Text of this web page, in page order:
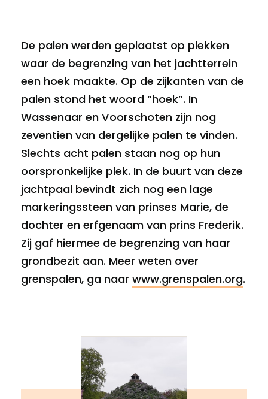
De palen werden geplaatst op plekken
waar de begrenzing van het jachtterrein
een hoek maakte. Op de zijkanten van de
palen stond het woord “hoek”. In
Wassenaar en Voorschoten zijn nog
zeventien van dergelijke palen te vinden.
Slechts acht palen staan nog op hun
oorspronkelijke plek. In de buurt van deze
jachtpaal bevindt zich nog een lage
markeringssteen van prinses Marie, de
dochter en erfgenaam van prins Frederik.
Zij gaf hiermee de begrenzing van haar
grondbezit aan. Meer weten over
grenspalen, ga naar www.grenspalen.org.